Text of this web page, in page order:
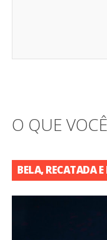
O QUE
BELA, RECATADA